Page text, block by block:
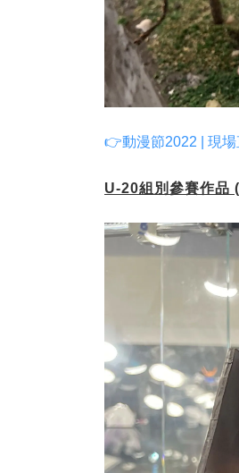
👉動漫節2022 | 現
U-20組別參賽作品